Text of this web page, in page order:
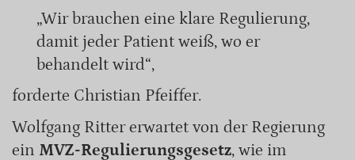
„Wir brauchen eine klare Regulierung,
damit jeder Patient weiß, wo er
behandelt wird“,
forderte Christian Pfeiffer.
Wolfgang Ritter erwartet von der Regierung
ein MVZ-Regulierungsgesetz, wie im